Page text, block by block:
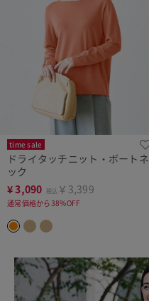
time sale
ドライタッチニット・ボートネ
ック
¥3,090 税込 ￥3,399
通常価格から38%OFF